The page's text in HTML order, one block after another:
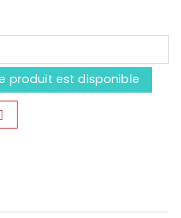
produit est disponible